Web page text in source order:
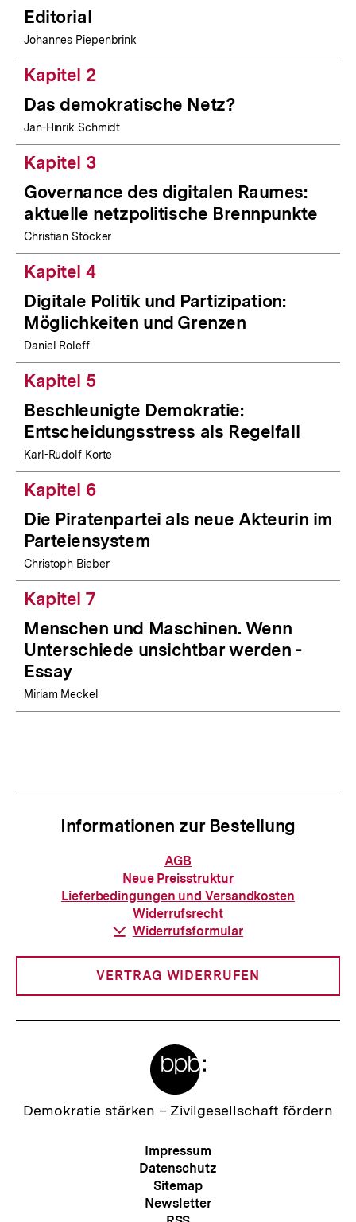
Editorial
Johannes Piepenbrink
Kapitel 2
Das demokratische Netz?
Jan-Hinrik Schmidt
Kapitel 3
Governance des digitalen Raumes:
aktuelle netzpolitische Brennpunkte
Christian Stöcker
Kapitel 4
Digitale Politik und Partizipation:
Möglichkeiten und Grenzen
Daniel Roleff
Kapitel 5
Beschleunigte Demokratie:
Entscheidungsstress als Regelfall
Karl-Rudolf Korte
Kapitel 6
Die Piratenpartei als neue Akteurin im
Parteiensystem
Christoph Bieber
Kapitel 7
Menschen und Maschinen. Wenn
Unterschiede unsichtbar werden -
Essay
Miriam Meckel
Informationen zur Bestellung
Informationen
zur
Bestellung
AGB
Neue Preisstruktur
Lieferbedingungen und Versandkosten
Widerrufsrecht
Download-
Widerrufsformular
VERTRAG WIDERRUFEN
Zur
Demokratie stärken – Zivilgesellschaft fördern
Meta-
Navigation
Impressum
Datenschutz
Sitemap
Newsletter